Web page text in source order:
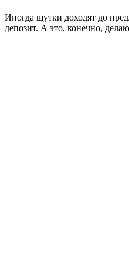
Иногда шутки доходят до
депозит. А это, конечно,